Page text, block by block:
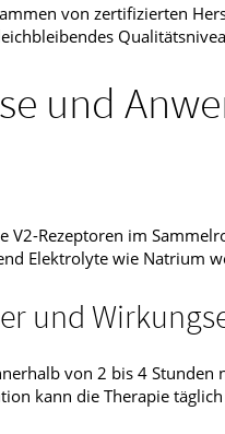
von zertifizierten
und
V2-Rezeptoren im
Elektrolyte wie Natrium
und
von 2 bis 4 Stunden
kann die Therapie